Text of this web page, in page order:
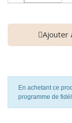
Ajouter
En achetant ce
programme de